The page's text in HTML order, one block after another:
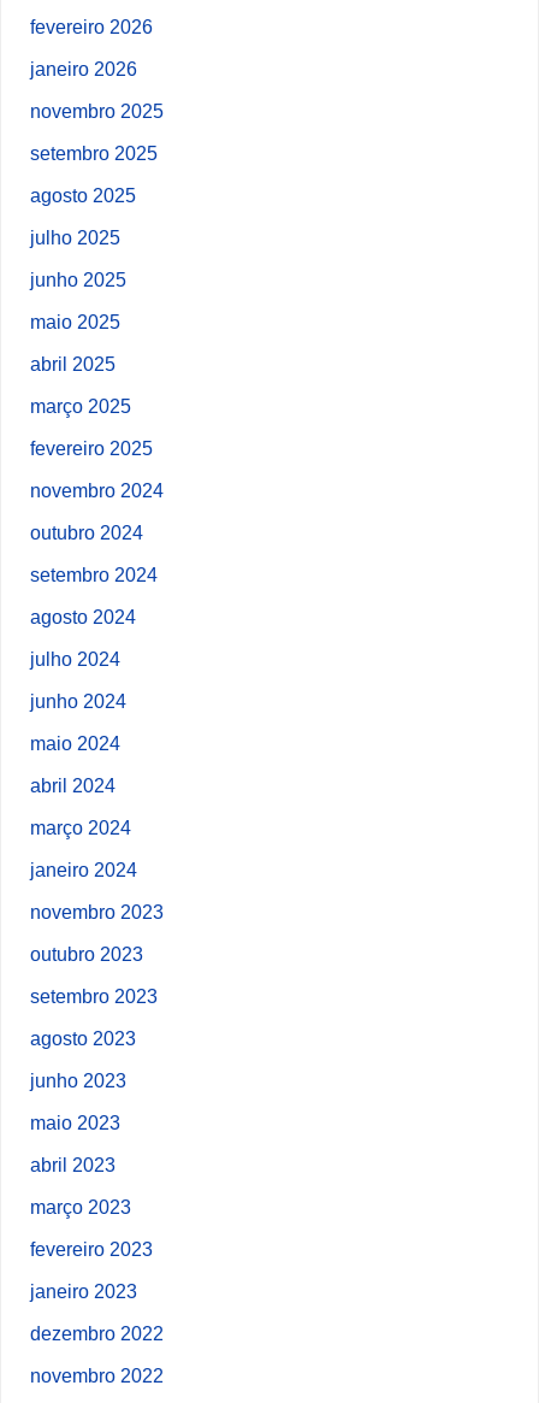
fevereiro 2026
janeiro 2026
novembro 2025
setembro 2025
agosto 2025
julho 2025
junho 2025
maio 2025
abril 2025
março 2025
fevereiro 2025
novembro 2024
outubro 2024
setembro 2024
agosto 2024
julho 2024
junho 2024
maio 2024
abril 2024
março 2024
janeiro 2024
novembro 2023
outubro 2023
setembro 2023
agosto 2023
junho 2023
maio 2023
abril 2023
março 2023
fevereiro 2023
janeiro 2023
dezembro 2022
novembro 2022